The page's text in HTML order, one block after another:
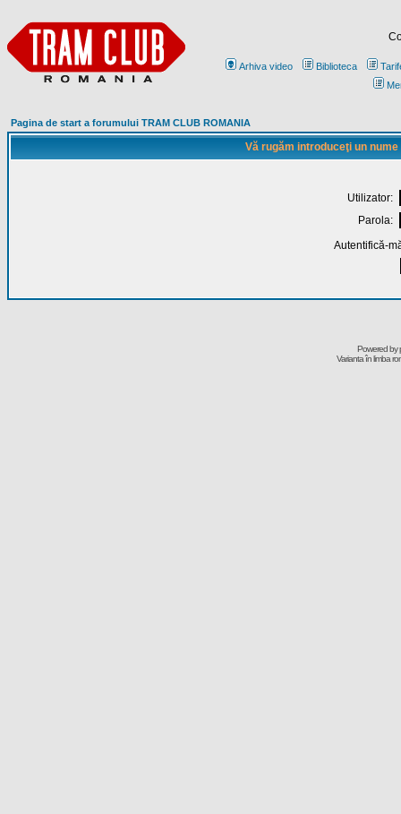
Arhiva video Biblioteca
Pagina de start a forumului TRAM CLUB ROMANIA
Vă rugăm introduceţi un
Utilizator:
Parola:
Autentifică-
Powered by
Varianta în limba